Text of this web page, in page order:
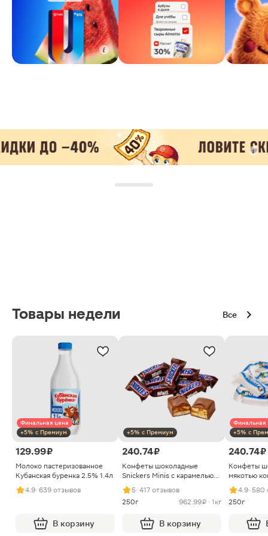
Товары недели Все
Финальная цена
+5% с Премиум
129.99 ₽
Молоко пастеризованное
Кубанская буренка 2.5% 1.4л
4.9· 639 отзывов
В корзину
+5% с Премиум
240.74 ₽
Конфеты шоколадные
Snickers Minis с карамелью
арахисом и нугой
5· 417 отзывов
250г
962.99 ₽ · 1кг
В корзину
Финальная
+5% с
240.74 ₽
Конфеты
мякотью
4.9· 580
250г